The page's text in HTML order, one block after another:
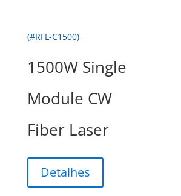
(#RFL-C1500)
1500W Single
Module CW
Fiber Laser
Detalhes